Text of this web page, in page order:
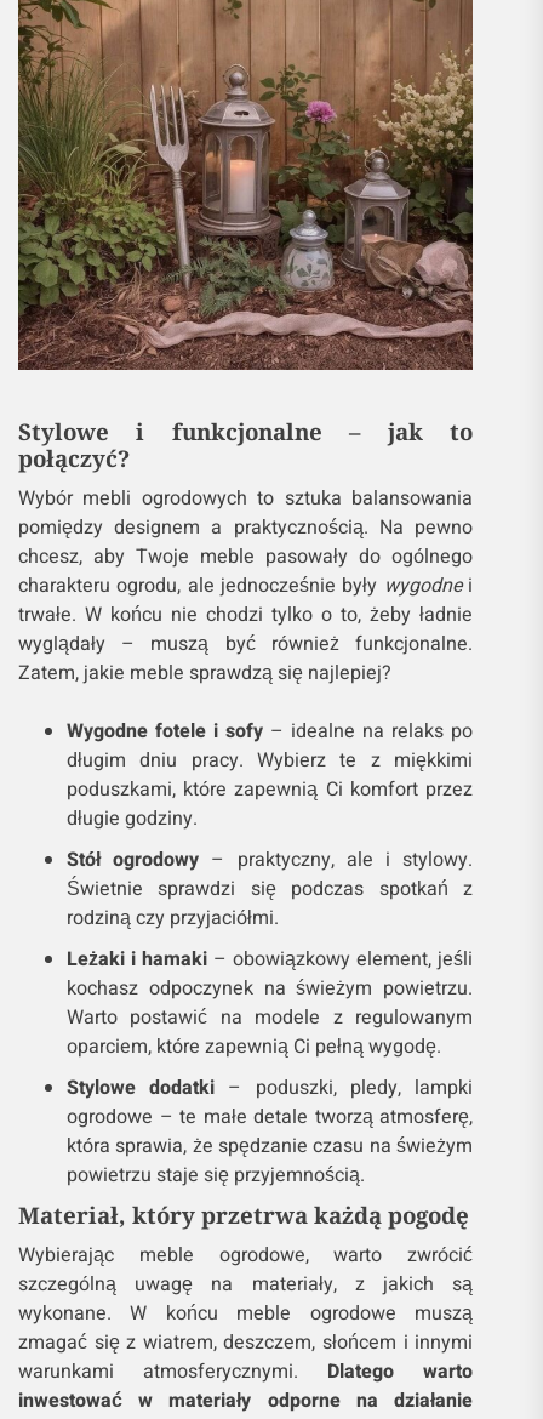
Stylowe i funkcjonalne – jak to
połączyć?
Wybór mebli ogrodowych to sztuka balansowania
pomiędzy designem a praktycznością. Na pewno
chcesz, aby Twoje meble pasowały do ogólnego
charakteru ogrodu, ale jednocześnie były wygodnei
trwałe. W końcu nie chodzi tylko o to, żeby ładnie
wyglądały – muszą być również funkcjonalne.
Zatem, jakie meble sprawdzą się najlepiej?
Wygodne fotele i sofy – idealne na relaks po
długim dniu pracy. Wybierz te z miękkimi
poduszkami, które zapewnią Ci komfort przez
długie godziny.
Stół ogrodowy – praktyczny, ale i stylowy.
Świetnie sprawdzi się podczas spotkań z
rodziną czy przyjaciółmi.
Leżaki i hamaki – obowiązkowy element, jeśli
kochasz odpoczynek na świeżym powietrzu.
Warto postawić na modele z regulowanym
oparciem, które zapewnią Ci pełną wygodę.
Stylowe dodatki – poduszki, pledy, lampki
ogrodowe – te małe detale tworzą atmosferę,
która sprawia, że spędzanie czasu na świeżym
powietrzu staje się przyjemnością.
Materiał, który przetrwa każdą pogodę
Wybierając meble ogrodowe, warto zwrócić
szczególną uwagę na materiały, z jakich są
wykonane. W końcu meble ogrodowe muszą
zmagać się z wiatrem, deszczem, słońcem i innymi
warunkami atmosferycznymi. Dlatego warto
inwestować w materiały odporne na działanie